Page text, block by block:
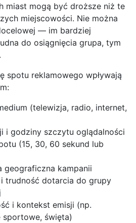
miast mogą być droższe niż te
miejscowości. Nie można
— im bardziej
do osiągnięcia grupa, tym
spotu reklamowego wpływają
(telewizja, radio, internet,
i godziny szczytu oglądalności
(15, 30, 60 sekund lub
geograficzna kampanii
trudność dotarcia do grupy
i kontekst emisji (np.
sportowe, święta)